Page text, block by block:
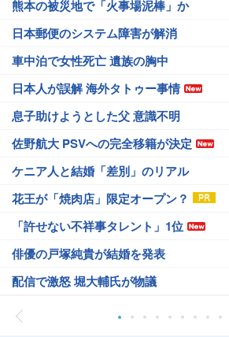
熊本の被災地で「火事場泥棒」か
日本郵便のシステム障害が解消
車中泊で女性死亡 遺族の胸中
日本人が誤解 海外タトゥー事情
息子助けようとした父 意識不明
佐野航大 PSVへの完全移籍が決定
ケニア人と結婚「差別」のリアル
花王が「焼肉店」限定オープン？
「許せない不祥事タレント」1位
俳優の戸塚純貴が結婚を発表
配信で激怒 堀大輔氏が物議